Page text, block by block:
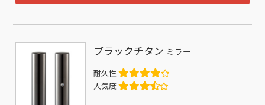
ブラックチタン ミラー
耐久性
人気度